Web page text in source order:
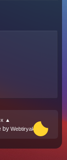
▲
by Webtiryaki